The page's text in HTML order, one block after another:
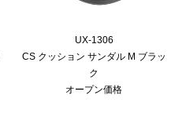
UX-1306
CS クッション サンダル M ブラッ
ク
オープン価格